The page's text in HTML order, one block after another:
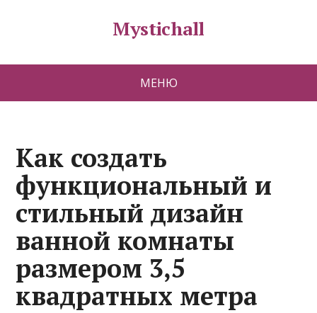
Mystichall
МЕНЮ
Как создать
функциональный и
стильный дизайн
ванной комнаты
размером 3,5
квадратных метра